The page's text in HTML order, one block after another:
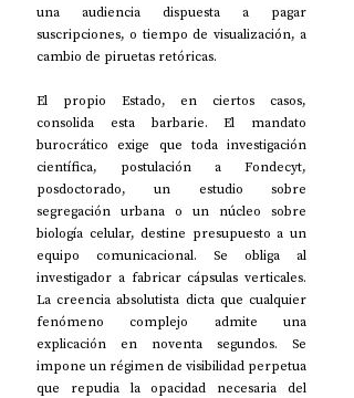
una audiencia dispuesta a pagar
suscripciones, o tiempo de visualización, a
cambio de piruetas retóricas.
El propio Estado, en ciertos casos,
consolida esta barbarie. El mandato
burocrático exige que toda investigación
científica, postulación a Fondecyt,
posdoctorado, un estudio sobre
segregación urbana o un núcleo sobre
biología celular, destine presupuesto a un
equipo comunicacional. Se obliga al
investigador a fabricar cápsulas verticales.
La creencia absolutista dicta que cualquier
fenómeno complejo admite una
explicación en noventa segundos. Se
impone un régimen de visibilidad perpetua
que repudia la opacidad necesaria del